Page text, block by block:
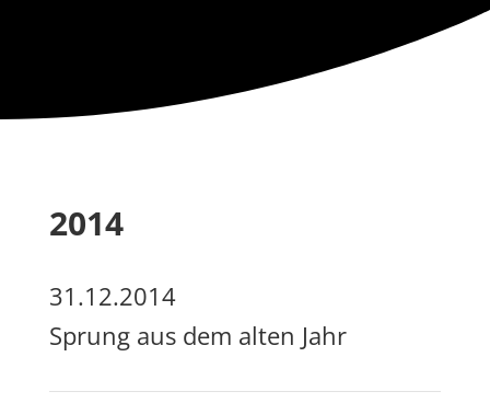
2014
31.12.2014
Sprung aus dem alten Jahr